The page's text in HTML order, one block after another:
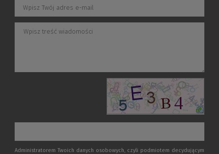
Administratorem Twoich danych osobowych, czyli podmiotem decydującym